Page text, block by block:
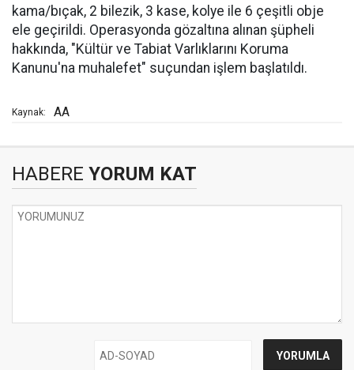
kama/bıçak, 2 bilezik, 3 kase, kolye ile 6 çeşitli obje
ele geçirildi. Operasyonda gözaltına alınan şüpheli
hakkında, "Kültür ve Tabiat Varlıklarını Koruma
Kanunu'na muhalefet" suçundan işlem başlatıldı.
Kaynak: AA
HABERE YORUM KAT